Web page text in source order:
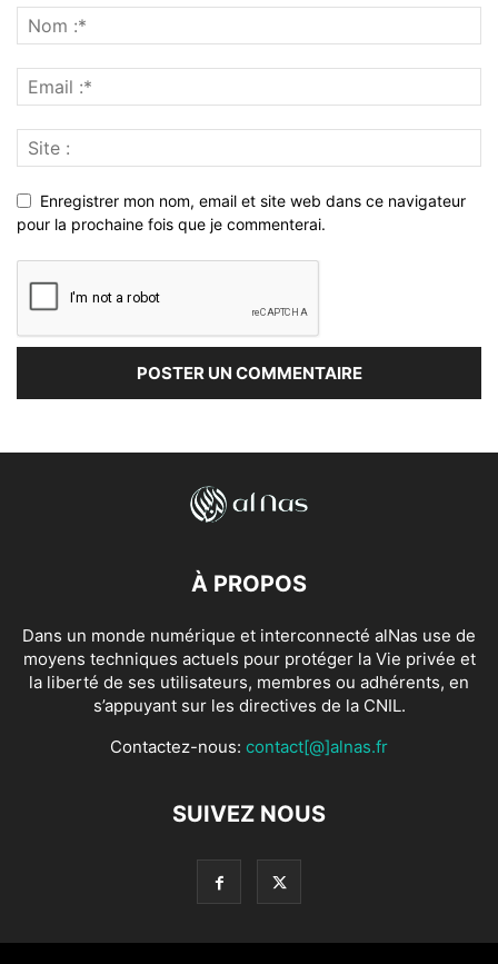
Enregistrer mon nom, email et site web dans ce navigateur
pour la prochaine fois que je commenterai.
À PROPOS
Dans un monde numérique et interconnecté alNas use de
moyens techniques actuels pour protéger la Vie privée et
la liberté de ses utilisateurs, membres ou adhérents, en
s’appuyant sur les directives de la CNIL.
Contactez-nous: contact[@]alnas.fr
SUIVEZ NOUS